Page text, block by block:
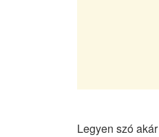
Legyen szó